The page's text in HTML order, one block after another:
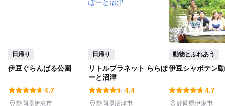
釣り
潮干狩り 社会見学
日帰り
伊豆ぐらんぱる公園
4.7
静岡県伊東市
日帰り
リトルプラネット ららぽ
ーと沼津
4.4
静岡県沼津市
動物とふれあう
伊豆シャボテン
4.7
静岡県伊東市